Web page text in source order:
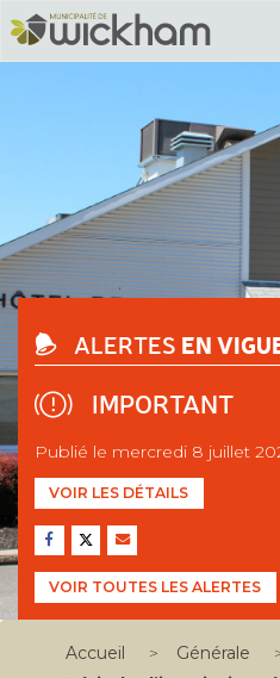
ALERTES EN
IMPORTANT
Publié le mercredi 8 juillet
VOIR LES DÉTAILS
VOIR TOUTES LES ALERTES
Accueil > Générale